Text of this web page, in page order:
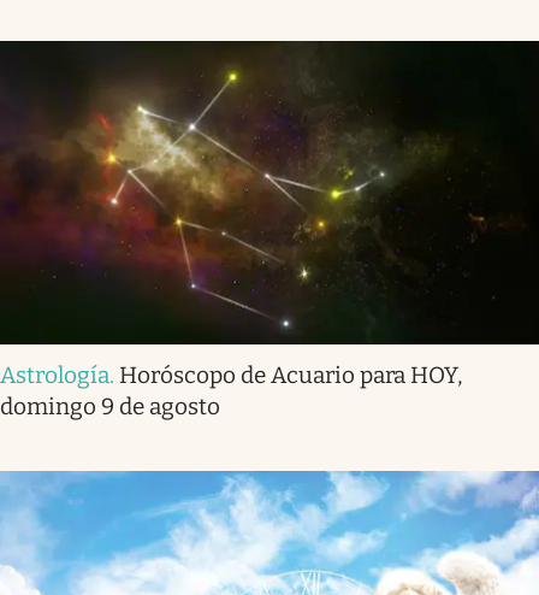
Astrología. Horóscopo de Acuario para HOY,
domingo 9 de agosto